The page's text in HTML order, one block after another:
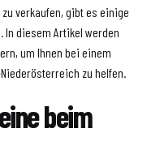
verkaufen, gibt es einige
In diesem Artikel werden
um Ihnen bei einem
zu helfen.
beim